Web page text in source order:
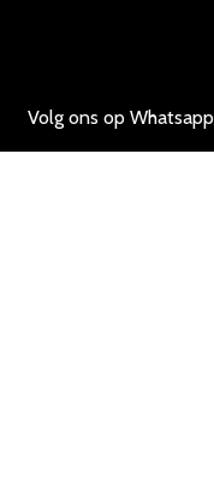
Volg ons op Whatsapp